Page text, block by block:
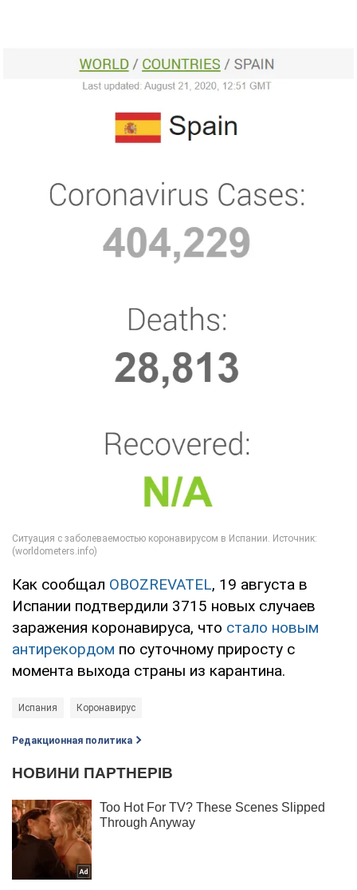
Как сообщал OBOZREVATEL, 19 августа в
Испании подтвердили 3715 новых случаев
заражения коронавируса, что стало новым
антирекордом по суточному приросту с
момента выхода страны из карантина.
Испания Коронавирус
Редакционная политика